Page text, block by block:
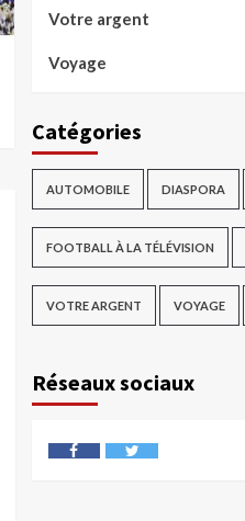
Votre argent
Voyage
Catégories
AUTOMOBILE DIASPORA
FOOTBALL À LA TÉLÉVISION
VOTRE ARGENT VOYAGE
Réseaux sociaux